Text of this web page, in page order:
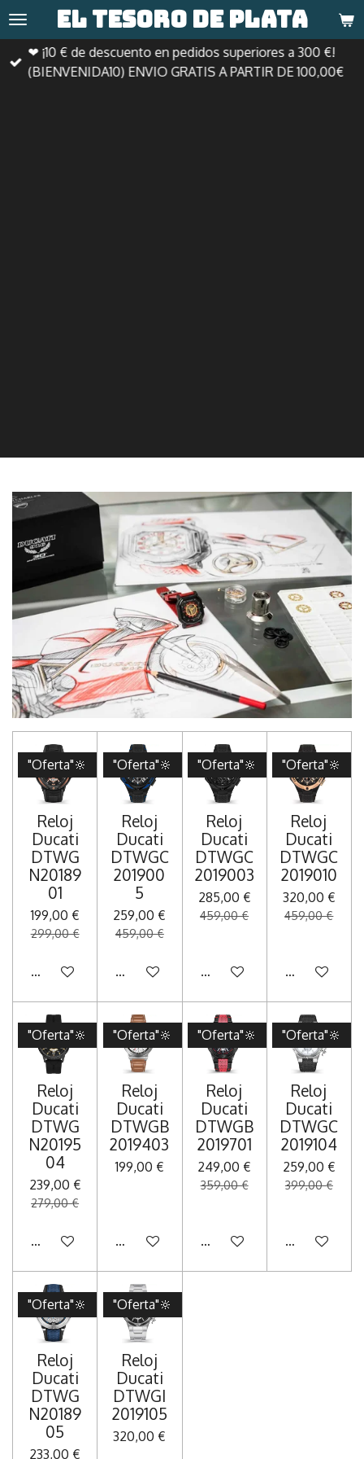
Ir
al
contenido
principal
El tesoro de plata
❤ ¡10 € de descuento en pedidos superiores a 300 €!
(BIENVENIDA10) ENVIO GRATIS A PARTIR DE 100,00€
"Oferta"🔆
Reloj
Ducati
DTWG
N20189
01
199,00 €
299,00 €
Añadir al carrito
"Oferta"🔆
Reloj
Ducati
DTWGC
201900
5
259,00 €
459,00 €
Añadir al carrito
"Oferta"🔆
Reloj
Ducati
DTWGC
2019003
285,00 €
459,00 €
Añadir al carrito
"Oferta"🔆
Reloj
Ducati
DTWGC
2019010
320,00 €
459,00 €
Añadir al
"Oferta"🔆
Reloj
Ducati
DTWG
N20195
04
239,00 €
279,00 €
Añadir al carrito
"Oferta"🔆
Reloj
Ducati
DTWGB
2019403
199,00 €
Añadir al carrito
"Oferta"🔆
Reloj
Ducati
DTWGB
2019701
249,00 €
359,00 €
Añadir al carrito
"Oferta"🔆
Reloj
Ducati
DTWGC
2019104
259,00 €
399,00 €
Añadir al
"Oferta"🔆
Reloj
Ducati
DTWG
N20189
05
233,00 €
"Oferta"🔆
Reloj
Ducati
DTWGI
2019105
320,00 €